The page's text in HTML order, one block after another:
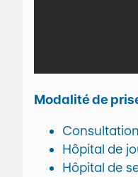
Modalité de
Hôpital de
Hôpital de